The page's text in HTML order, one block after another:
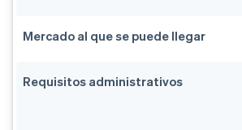
Mercado al que se puede llegar
Requisitos administrativos